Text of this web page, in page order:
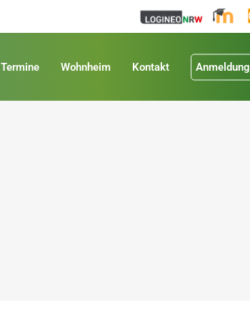
Termine Wohnheim Kontakt Anmeldung